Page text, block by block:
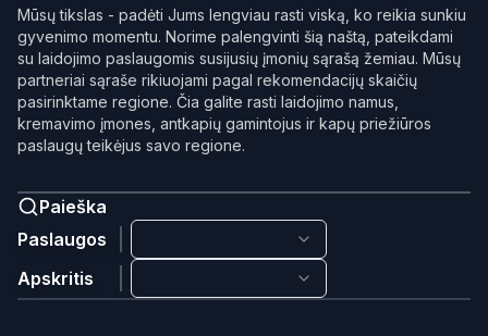
Mūsų tikslas - padėti Jums lengviau rasti viską, ko reikia sunkiu
gyvenimo momentu. Norime palengvinti šią naštą, pateikdami
su laidojimo paslaugomis susijusių įmonių sąrašą žemiau. Mūsų
partneriai sąraše rikiuojami pagal rekomendacijų skaičių
pasirinktame regione. Čia galite rasti laidojimo namus,
kremavimo įmones, antkapių gamintojus ir kapų priežiūros
paslaugų teikėjus savo regione.
Paieška
Paslaugos
Apskritis